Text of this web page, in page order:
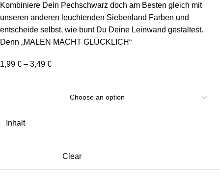
Kombiniere Dein Pechschwarz doch am Besten gleich mit
unseren anderen leuchtenden Siebenland Farben und
entscheide selbst, wie bunt Du Deine Leinwand gestaltest.
Denn „MALEN MACHT GLÜCKLICH“
1,99 € – 3,49 €
Inhalt
Clear